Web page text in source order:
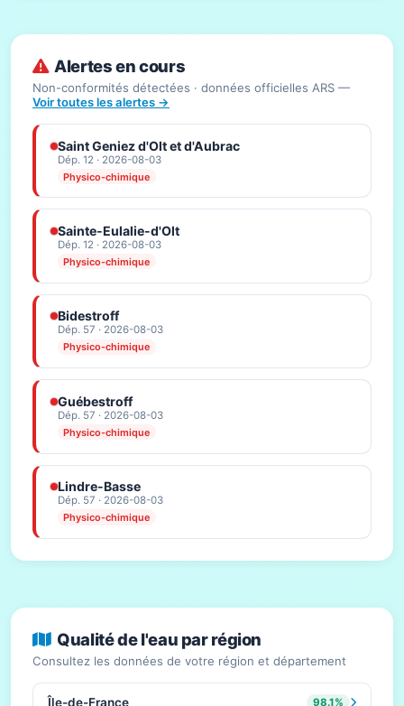
Alertes en cours
Non-conformités détectées · données officielles ARS —
Voir toutes les alertes →
Saint Geniez d'Olt et d'Aubrac
Dép. 12 · 2026-08-03
Physico-chimique
Sainte-Eulalie-d'Olt
Dép. 12 · 2026-08-03
Physico-chimique
Bidestroff
Dép. 57 · 2026-08-03
Physico-chimique
Guébestroff
Dép. 57 · 2026-08-03
Physico-chimique
Lindre-Basse
Dép. 57 · 2026-08-03
Physico-chimique
Qualité de l'eau par région
Consultez les données de votre région et département
Île-de-France 98.1%